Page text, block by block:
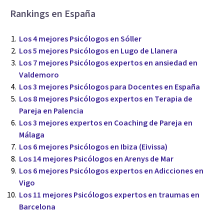
Rankings en España
Los 4 mejores Psicólogos en Sóller
Los 5 mejores Psicólogos en Lugo de Llanera
Los 7 mejores Psicólogos expertos en ansiedad en
Valdemoro
Los 3 mejores Psicólogos para Docentes en España
Los 8 mejores Psicólogos expertos en Terapia de
Pareja en Palencia
Los 3 mejores expertos en Coaching de Pareja en
Málaga
Los 6 mejores Psicólogos en Ibiza (Eivissa)
Los 14 mejores Psicólogos en Arenys de Mar
Los 6 mejores Psicólogos expertos en Adicciones en
Vigo
Los 11 mejores Psicólogos expertos en traumas en
Barcelona